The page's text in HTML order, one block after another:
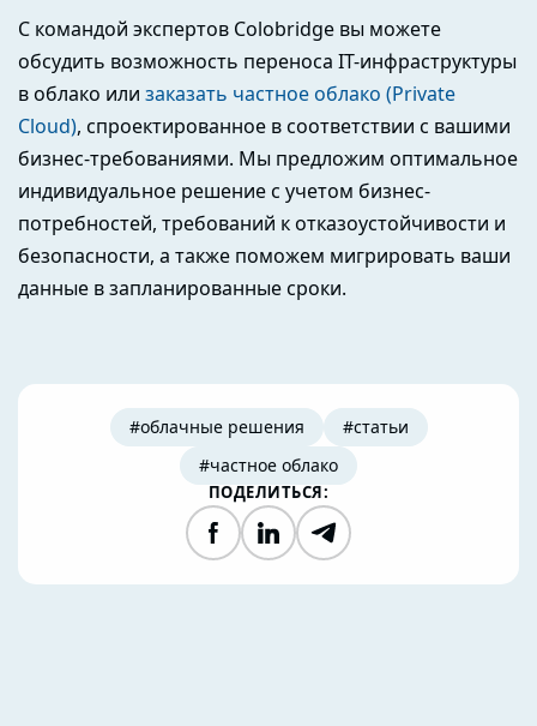
С командой экспертов Colobridge вы можете
обсудить возможность переноса IT-инфраструктуры
в облако или заказать частное облако (Private
Cloud), спроектированное в соответствии с вашими
бизнес-требованиями. Мы предложим оптимальное
индивидуальное решение с учетом бизнес-
потребностей, требований к отказоустойчивости и
безопасности, а также поможем мигрировать ваши
данные в запланированные сроки.
#облачные решения
#статьи
#частное облако
ПОДЕЛИТЬСЯ:
FacebookLinkedInTelegram